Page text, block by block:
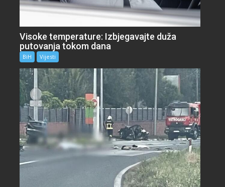
Visoke temperature: Izbjegavajte duža
putovanja tokom dana
BiH Vijesti